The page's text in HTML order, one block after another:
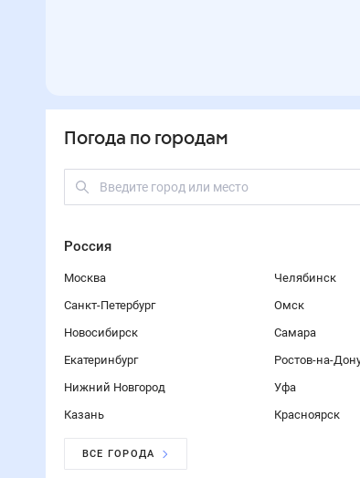
Погода по городам
Россия
Москва
Санкт-Петербург
Новосибирск
Екатеринбург
Нижний Новгород
Казань
Челябинск
Омск
Самара
Ростов-на-
Уфа
Красноярск
ВСЕ ГОРОДА